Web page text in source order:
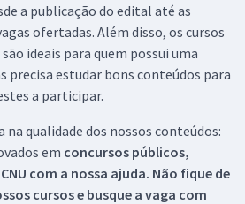
a publicação do edital até as
ofertadas. Além disso, os cursos
ideais para quem possui uma
precisa estudar bons conteúdos para
a participar.
qualidade dos nossos conteúdos:
em concursos públicos,
com a nossa ajuda. Não fique de
cursos e busque a vaga com